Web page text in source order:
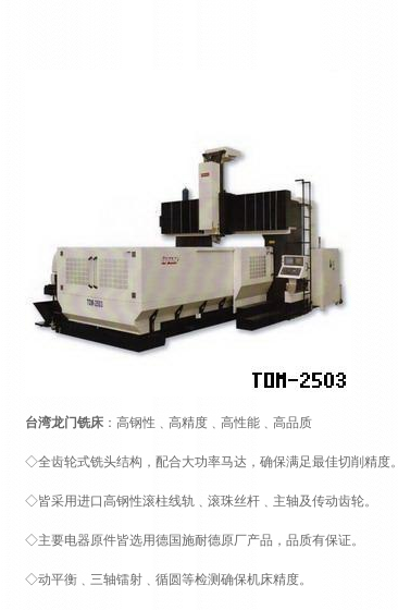
台湾龙门铣床：高钢性﹑高精度﹑高性能﹑高品质
◇全齿轮式铣头结构，配合大功率马达，确保满足最佳切削精度。
◇皆采用进口高钢性滚柱线轨﹑滚珠丝杆﹑主轴及传动齿轮。
◇主要电器原件皆选用德国施耐德原厂产品，品质有保证。
◇动平衡﹑三轴镭射﹑循圆等检测确保机床精度。